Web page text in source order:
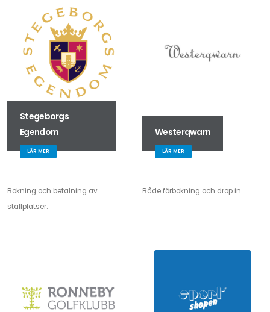
Stegeborgs
Egendom
LÄR MER
Bokning och betalning av
ställplatser.
Westerqwarn
LÄR MER
Både förbokning och drop in.